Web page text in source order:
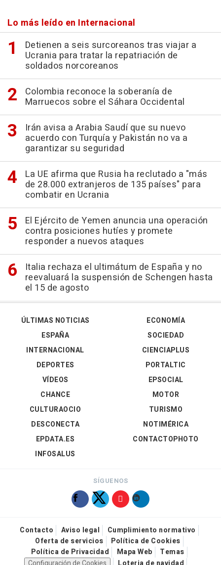
Lo más leído en Internacional
Detienen a seis surcoreanos tras viajar a
Ucrania para tratar la repatriación de
soldados norcoreanos
Colombia reconoce la soberanía de
Marruecos sobre el Sáhara Occidental
Irán avisa a Arabia Saudí que su nuevo
acuerdo con Turquía y Pakistán no va a
garantizar su seguridad
La UE afirma que Rusia ha reclutado a "más
de 28.000 extranjeros de 135 países" para
combatir en Ucrania
El Ejército de Yemen anuncia una operación
contra posiciones hutíes y promete
responder a nuevos ataques
Italia rechaza el ultimátum de España y no
reevaluará la suspensión de Schengen hasta
el 15 de agosto
ÚLTIMAS NOTICIAS
ESPAÑA
INTERNACIONAL
DEPORTES
VÍDEOS
ECONOMÍA
SOCIEDAD
CIENCIAPLUS
PORTALTIC
EPSOCIAL
CHANCE
CULTURAOCIO
DESCONECTA
EPDATA.ES
INFOSALUS
MOTOR
TURISMO
NOTIMÉRICA
CONTACTOPHOTO
SÍGUENOS
Contacto Aviso legal
Cumplimiento normativo
Oferta de servicios
Política de Cookies
Política de Privacidad
Mapa Web
Temas